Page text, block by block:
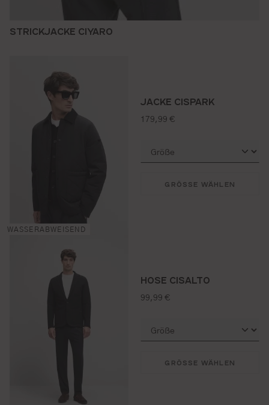
STRICKJACKE CIYARO
WASSERABWEISEND
JACKE CISPARK
regulärer preis:
179,99 €
GRÖSSE WÄHLEN
HOSE CISALTO
regulärer preis:
99,99 €
GRÖSSE WÄHLEN